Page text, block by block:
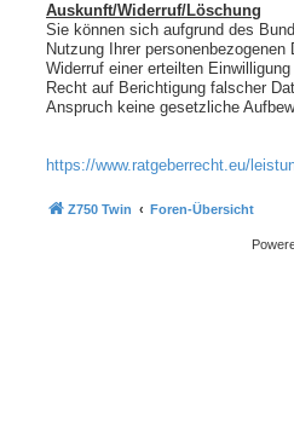
Auskunft/Widerruf/Löschung
Sie können sich aufgrund des
Nutzung Ihrer
Widerruf einer erteilten
Recht auf Berichtigung falscher
Anspruch keine gesetzliche
https://www.ratgeberrecht.eu/
Z750 Twin Foren-Übersicht